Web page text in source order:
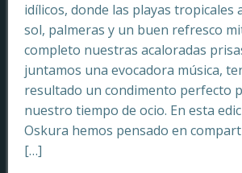
idílicos, donde las playas tropicales
sol, palmeras y un buen refresco
completo nuestras acaloradas
juntamos una evocadora música,
resultado un condimento perfecto
nuestro tiempo de ocio. En esta
Oskura hemos pensado en
[…]